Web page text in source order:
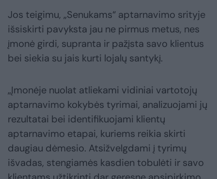
Jos teigimu, „Senukams“ aptarnavimo srityje
išsiskirti pavyksta jau ne pirmus metus, nes
įmonė girdi, supranta ir pažįsta savo klientus
bei siekia su jais kurti lojalų santykį.
„Įmonėje nuolat atliekami vidiniai vartotojų
aptarnavimo kokybės tyrimai, analizuojami jų
rezultatai bei identifikuojami klientų
aptarnavimo etapai, kuriems reikia skirti
daugiau dėmesio. Atsižvelgdami į tyrimų
išvadas, stengiamės kasdien tobulėti ir savo